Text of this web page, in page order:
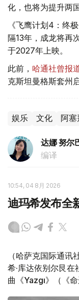
化，也将为提升两
《飞鹰计划4：终
隔13年，成龙将再
于2027年上映。
此前， 哈通社曾报
克斯坦曼格斯套州
娱乐 文化 阿塞
达娜 努尔
编译
10:54, 04 8月 2026
迪玛希发布全
（哈萨克国际通
希·库达依别尔艮
曲《Yazgı》（《